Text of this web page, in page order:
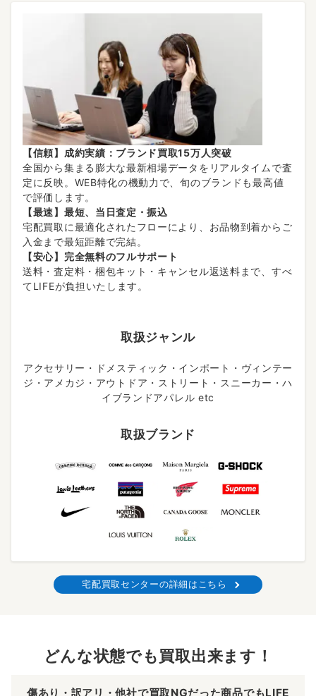
【信頼】成約実績：ブランド買取15万人突破
全国から集まる膨大な最新相場データをリアルタイムで査
定に反映。WEB特化の機動力で、旬のブランドも最高値
で評価します。
【最速】最短、当日査定・振込
宅配買取に最適化されたフローにより、お品物到着からご
入金まで最短距離で完結。
【安心】完全無料のフルサポート
送料・査定料・梱包キット・キャンセル返送料まで、すべ
てLIFEが負担いたします。
取扱ジャンル
アクセサリー・ドメスティック・インポート・ヴィンテー
ジ・アメカジ・アウトドア・ストリート・スニーカー・ハ
イブランドアパレル etc
取扱ブランド
宅配買取センターの詳細はこちら
どんな状態でも買取出来ます！
傷あり・訳アリ・他社で買取NGだった商品でもLIFE